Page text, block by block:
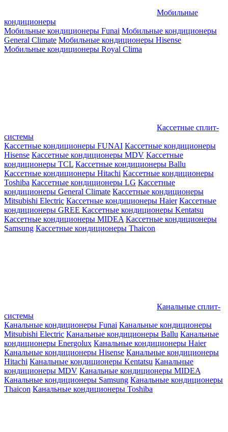
Мобильные
кондиционеры
Мобильные кондиционеры Funai Мобильные кондиционеры
General Climate Мобильные кондиционеры Hisense
Мобильные кондиционеры Royal Clima
Кассетные сплит-
системы
Кассетные кондиционеры FUNAI Кассетные кондиционеры
Hisense Кассетные кондиционеры MDV Кассетные
кондиционеры TCL Кассетные кондиционеры Ballu
Кассетные кондиционеры Hitachi Кассетные кондиционеры
Toshiba Кассетные кондиционеры LG Кассетные
кондиционеры General Climate Кассетные кондиционеры
Mitsubishi Electric Кассетные кондиционеры Haier Кассетные
кондиционеры GREE Кассетные кондиционеры Kentatsu
Кассетные кондиционеры MIDEA Кассетные кондиционеры
Samsung Кассетные кондиционеры Thaicon
Канальные сплит-
системы
Канальные кондиционеры Funai Канальные кондиционеры
Mitsubishi Electric Канальные кондиционеры Ballu Канальные
кондиционеры Energolux Канальные кондиционеры Haier
Канальные кондиционеры Hisense Канальные кондиционеры
Hitachi Канальные кондиционеры Kentatsu Канальные
кондиционеры MDV Канальные кондиционеры MIDEA
Канальные кондиционеры Samsung Канальные кондиционеры
Thaicon Канальные кондиционеры Toshiba